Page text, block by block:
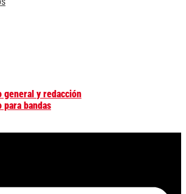
general y redacción
para bandas